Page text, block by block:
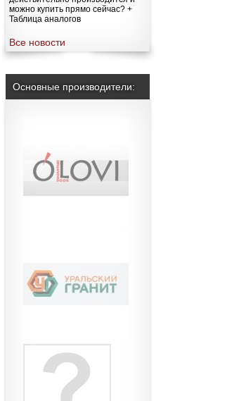
можно купить прямо сейчас? +
Таблица аналогов
Все новости
Основные производители: